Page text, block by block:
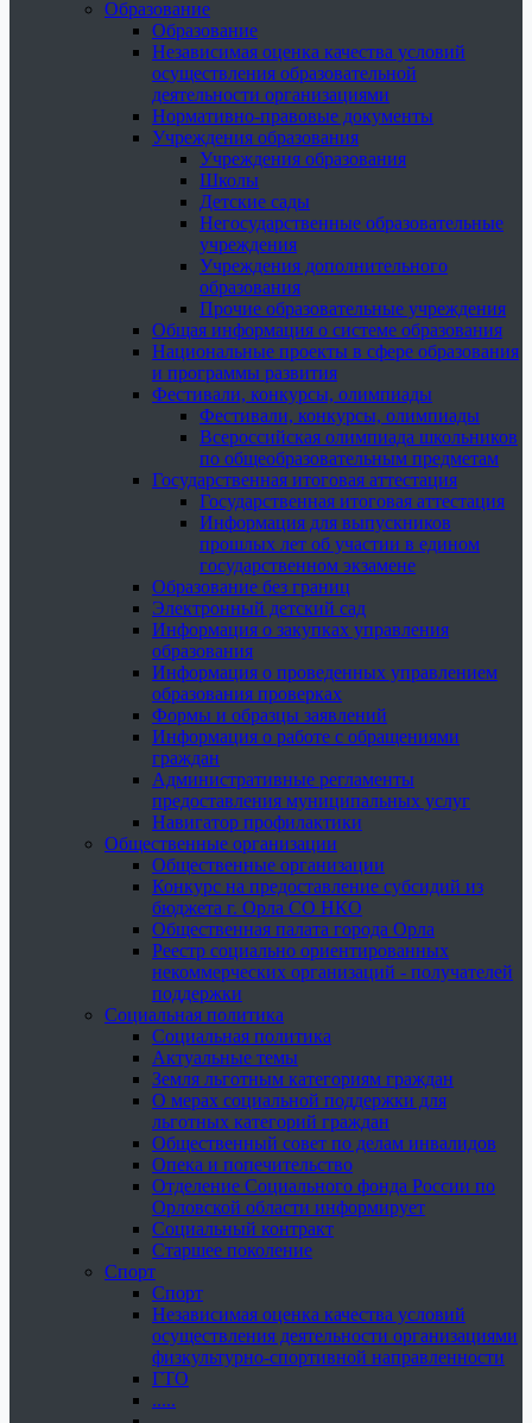
Образование
Образование
Независимая оценка качества условий
осуществления образовательной
деятельности организациями
Нормативно-правовые документы
Учреждения образования
Учреждения образования
Школы
Детские сады
Негосударственные образовательные
учреждения
Учреждения дополнительного
образования
Прочие образовательные учреждения
Общая информация о системе образования
Национальные проекты в сфере образования
и программы развития
Фестивали, конкурсы, олимпиады
Фестивали, конкурсы, олимпиады
Всероссийская олимпиада школьников
по общеобразовательным предметам
Государственная итоговая аттестация
Государственная итоговая аттестация
Информация для выпускников
прошлых лет об участии в едином
государственном экзамене
Образование без границ
Электронный детский сад
Информация о закупках управления
образования
Информация о проведенных управлением
образования проверках
Формы и образцы заявлений
Информация о работе с обращениями
граждан
Административные регламенты
предоставления муниципальных услуг
Навигатор профилактики
Общественные организации
Общественные организации
Конкурс на предоставление субсидий из
бюджета г. Орла СО НКО
Общественная палата города Орла
Реестр социально ориентированных
некоммерческих организаций - получателей
поддержки
Социальная политика
Социальная политика
Актуальные темы
Земля льготным категориям граждан
О мерах социальной поддержки для
льготных категорий граждан
Общественный совет по делам инвалидов
Опека и попечительство
Отделение Социального фонда России по
Орловской области информирует
Социальный контракт
Старшее поколение
Спорт
Спорт
Независимая оценка качества условий
осуществления деятельности организациями
физкультурно-спортивной направленности
ГТО
.....